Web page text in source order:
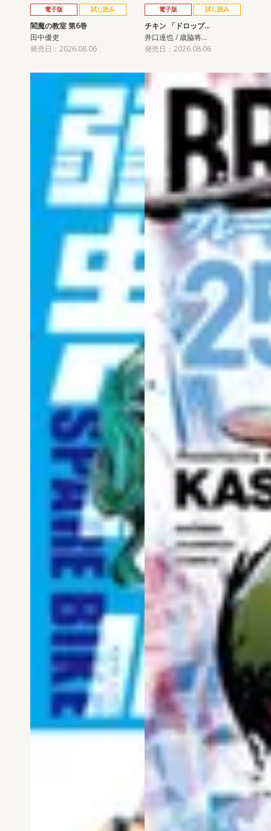
電子版 試し読み
閻魔の教室 第6巻
田中優吏
発売日：2026.08.06
電子版 試し読み
チキン 「ドロップ…
井口達也 / 歳脇将…
発売日：2026.08.06